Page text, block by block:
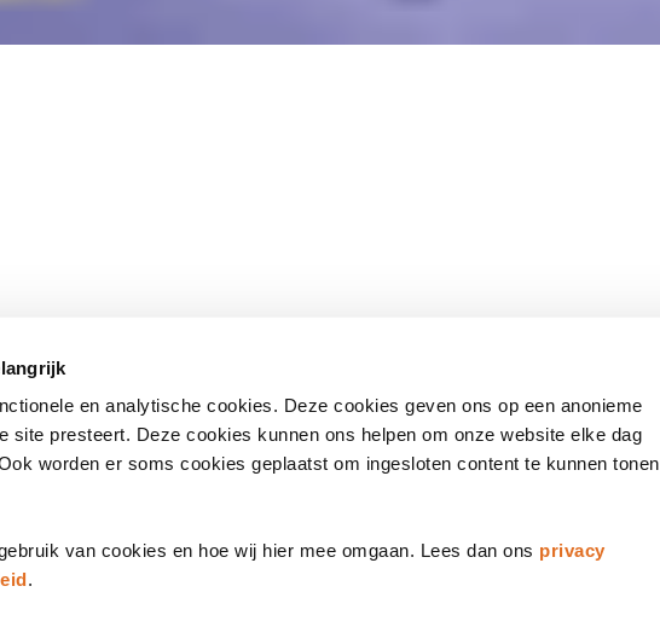
en analytische cookies. Deze cookies geven ons op een anonieme
site presteert. Deze cookies kunnen ons helpen om onze website elke dag
worden er soms cookies geplaatst om ingesloten content te kunnen tonen
van cookies en hoe wij hier mee omgaan. Lees dan ons privacy
.
– Nationale bibliotheek
in
een
– Kwalificatiecentrum
– Publicaties